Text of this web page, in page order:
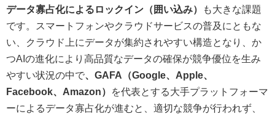
データ寡占化によるロックイン（囲い込み）
も大きな課題
です。スマートフォンやクラウドサービスの普及にともな
い、クラウド上にデータが集約されやすい構造となり、か
つAIの進化により高品質なデータの確保が競争優位を生み
やすい状況の中で、GAFA（Google、Apple、
Facebook、Amazon）
を代表とする大手プラットフォーマ
ーによるデータ寡占化が進むと、適切な競争が行われず、